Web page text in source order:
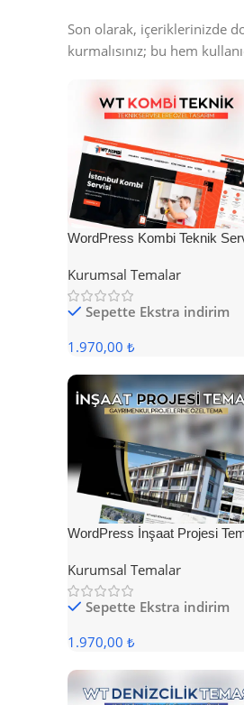
Son olarak, içeriklerinizde
kurmalısınız; bu hem
WordPress Kombi Teknik
Kurumsal Temalar
Sepette Ekstra indirim
1.970,00 ₺
WordPress İnşaat Projesi
Kurumsal Temalar
Sepette Ekstra indirim
1.970,00 ₺